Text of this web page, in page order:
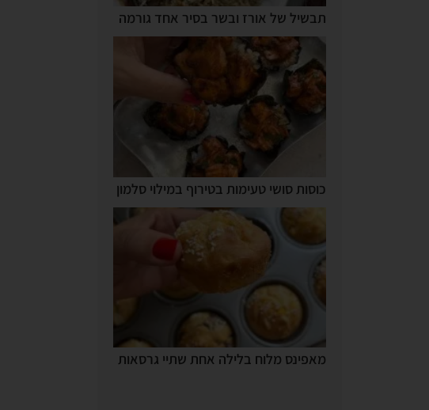
תבשיל של אורז ובשר בסיר אחד גורמה
כוסות סושי טעימות בטירוף במילוי סלמון
מאפינס מלוח בלילה אחת שתיי גרסאות